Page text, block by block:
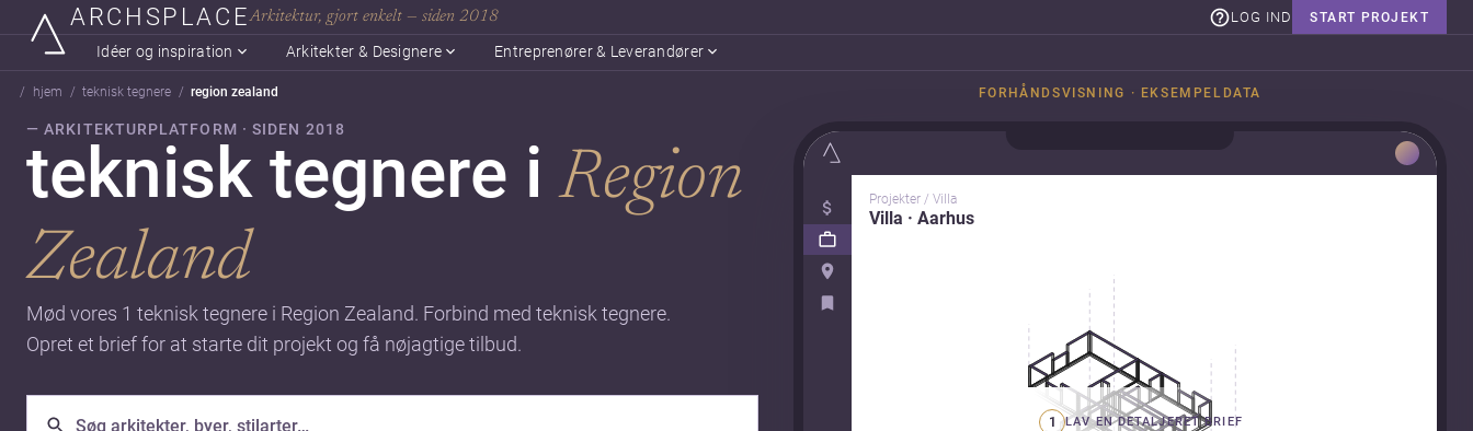
ARCHSPLACEArkitektur, gjort enkelt — siden 2018 START PROJEKT
LOG IND
Idéer og inspiration Arkitekter & Designere Entreprenører & Leverandører
hjem teknisk tegnere region zealand
— ARKITEKTURPLATFORM · SIDEN 2018
teknisk tegnere iRegion
Zealand
Mød vores 1 teknisk tegnere i Region Zealand. Forbind med teknisk tegnere.
Opret et brief for at starte dit projekt og få nøjagtige tilbud.
FORHÅNDSVISNING · EKSEMPELDATA
Projekter / Villa
Villa · Aarhus
1 LAV EN DETALJERET BRIEF